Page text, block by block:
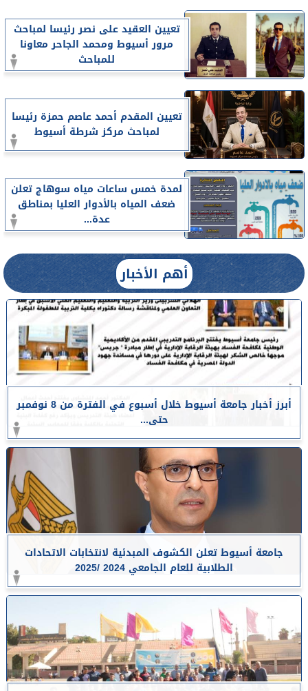
تعيين العقيد على نصر رئيسا لمباحث
مرور أسيوط ومحمد الجاحر معاونا
للمباحث
تعيين المقدم أحمد عاصم حمزة رئيسا
لمباحث مركز شرطة أسيوط
لمدة خمس ساعات مياه سوهاج تعلن
ضعف المياه بالأدوار العليا بمناطق
عدة...
أهم الأخبار
أبرز أخبار جامعة أسيوط خلال أسبوع في الفترة من 8 نوفمبر
حتى...
جامعة أسيوط تعلن الكشوف المبدئية لانتخابات الاتحادات
الطلابية للعام الجامعي 2024 /2025